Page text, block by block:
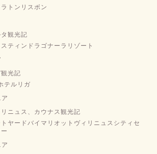
トンリスボン
観光記
ティンドラゴナーラリゾート
観光記
テルリガ
リニュス、カウナス観光記
トヤードバイマリオットヴィリニュスシティセ